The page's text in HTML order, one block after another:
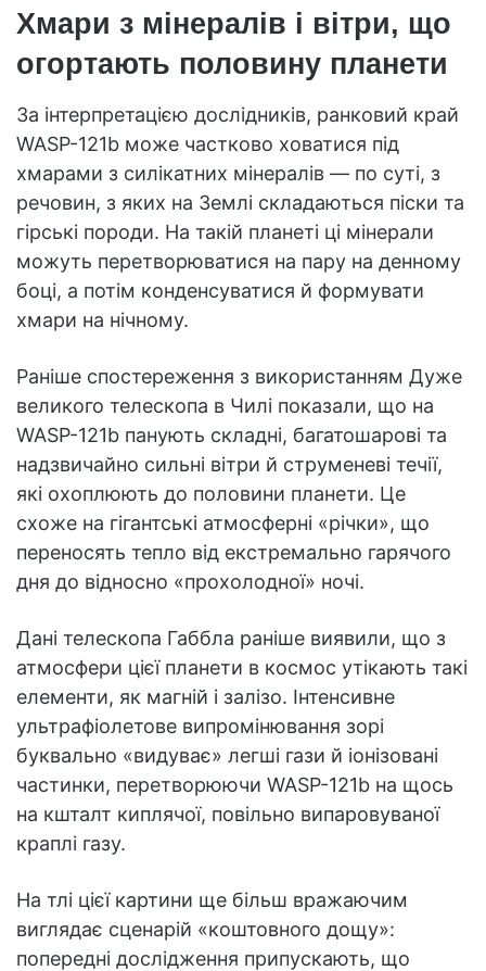
Хмари з мінералів і вітри, що
огортають половину планети
За інтерпретацією дослідників, ранковий край
WASP-121b може частково ховатися під
хмарами з силікатних мінералів — по суті, з
речовин, з яких на Землі складаються піски та
гірські породи. На такій планеті ці мінерали
можуть перетворюватися на пару на денному
боці, а потім конденсуватися й формувати
хмари на нічному.
Раніше спостереження з використанням Дуже
великого телескопа в Чилі показали, що на
WASP-121b панують складні, багатошарові та
надзвичайно сильні вітри й струменеві течії,
які охоплюють до половини планети. Це
схоже на гігантські атмосферні «річки», що
переносять тепло від екстремально гарячого
дня до відносно «прохолодної» ночі.
Дані телескопа Габбла раніше виявили, що з
атмосфери цієї планети в космос утікають такі
елементи, як магній і залізо. Інтенсивне
ультрафіолетове випромінювання зорі
буквально «видуває» легші гази й іонізовані
частинки, перетворюючи WASP-121b на щось
на кшталт киплячої, повільно випаровуваної
краплі газу.
На тлі цієї картини ще більш вражаючим
виглядає сценарій «коштовного дощу»:
попередні дослідження припускають, що